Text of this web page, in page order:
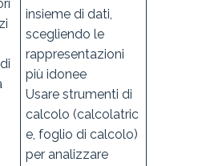
insieme di dati,
scegliendo le
rappresentazioni
più idonee
Usare strumenti di
calcolo (calcolatric
e, foglio di calcolo)
per analizzare